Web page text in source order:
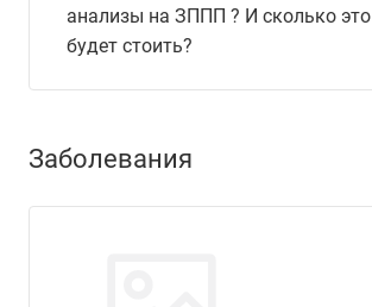
анализы на ЗППП ? И сколько это
будет стоить?
Заболевания